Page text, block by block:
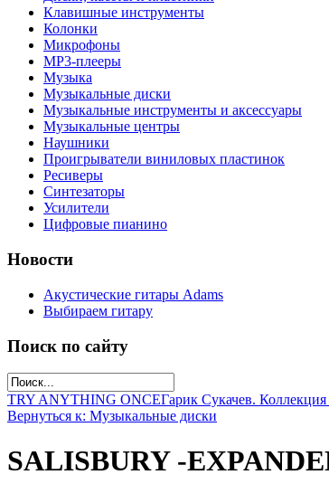
Клавишные инструменты
Колонки
Микрофоны
МР3-плееры
Музыка
Музыкальные диски
Музыкальные инструменты и аксессуары
Музыкальные центры
Наушники
Проигрыватели виниловых пластинок
Ресиверы
Синтезаторы
Усилители
Цифровые пианино
Новости
Акустические гитары Adams
Выбираем гитару
Поиск по сайту
TRY ANYTHING ONCEГарик Сукачев.
Вернуться к: Музыкальные диски
SALISBURY -